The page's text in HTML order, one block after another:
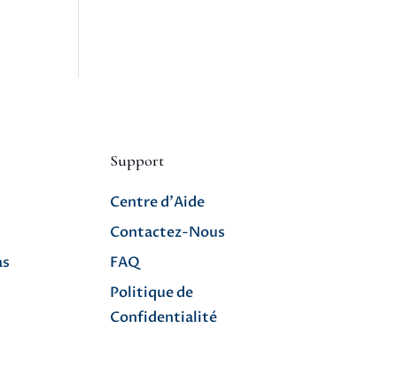
Support
Centre d’Aide
Contactez-Nous
FAQ
Politique de
Confidentialité